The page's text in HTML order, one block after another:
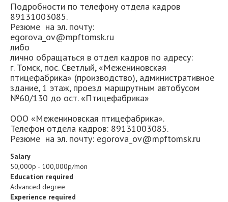
Подробности по телефону отдела кадров
89131003085.
Резюме на эл. почту:
egorova_ov@mpftomsk.ru
либо
лично обращаться в отдел кадров по адресу:
г. Томск, пос. Светлый, «Межениновская
птицефабрика» (производство), административное
здание, 1 этаж, проезд маршрутным автобусом
№60/130 до ост. «Птицефабрика»
ООО «Межениновская птицефабрика».
Телефон отдела кадров: 89131003085.
Резюме на эл. почту: egorova_ov@mpftomsk.ru
Salary
50,000р - 100,000р/mon
Education required
Advanced degree
Experience required